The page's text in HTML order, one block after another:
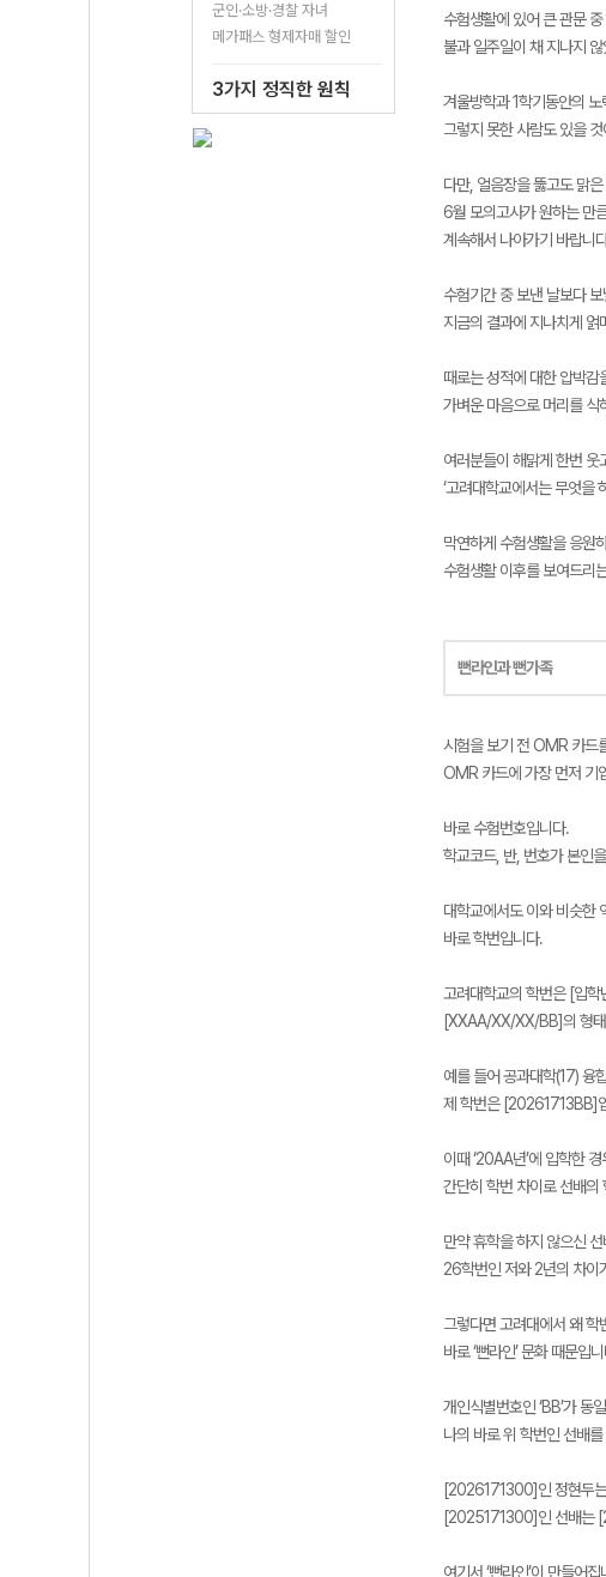
군인·소방·경찰 자녀
메가패스 형제자매 할인
3가지 정직한 원칙
수험생활에 있어 큰 관문
불과 일주일이 채 지나지
겨울방학과 1학기동안의
그렇지 못한 사람도 있을
다만, 얼음장을 뚫고도 맑
6월 모의고사가 원하는 만
계속해서 나아가기 바랍니
수험기간 중 보낸 날보다
지금의 결과에 지나치게
때로는 성적에 대한 압박감
가벼운 마음으로 머리를 식
여러분들이 해맑게 한번 웃
‘고려대학교에서는 무엇을
막연하게 수험생활을 응원
수험생활 이후를 보여드리
뻔라인과 뻔가족
시험을 보기 전 OMR 카드
OMR 카드에 가장 먼저 기
바로 수험번호입니다.
학교코드, 반, 번호가 본인
대학교에서도 이와 비슷한
바로 학번입니다.
고려대학교의 학번은 [입
[XXAA/XX/XX/BB]의 형
예를 들어 공과대학(17) 융
제 학번은 [20261713BB]
이때 ‘20AA년’에 입학한 경
간단히 학번 차이로 선배의
만약 휴학을 하지 않으신
26학번인 저와 2년의 차이
그렇다면 고려대에서 왜 학
바로 ‘뻔라인’ 문화 때문입
개인식별번호인 ‘BB’가 동
나의 바로 위 학번인 선배
[2026171300]인 정현두
[2025171300]인 선배는
여기서 ‘뻔라인’이 만들어집